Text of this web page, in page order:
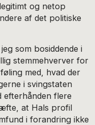
og netop
af det politiske
som bosiddende i
stemmehverver for
med, hvad der
i svingstaten
efterhånden flere
at Hals profil
i forandring ikke